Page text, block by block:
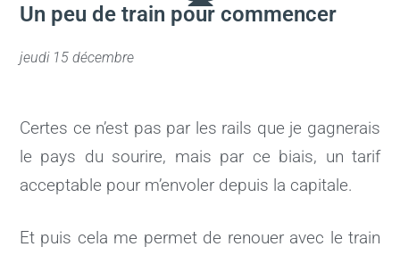
Un peu de train pour commencer
jeudi 15 décembre
Certes ce n’est pas par les rails que je gagnerais
le pays du sourire, mais par ce biais, un tarif
acceptable pour m’envoler depuis la capitale.
Et puis cela me permet de renouer avec le train